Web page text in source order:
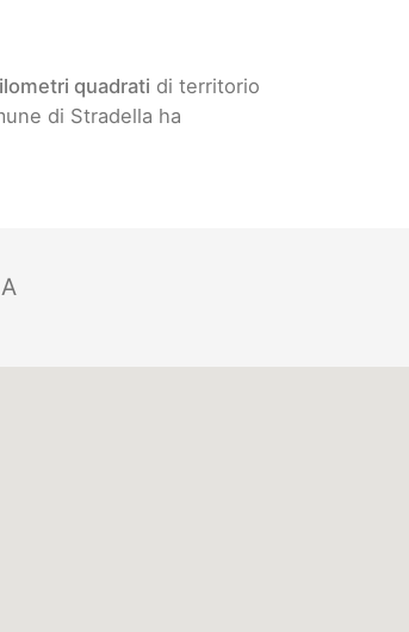
quadrati di territorio
di Stradella ha